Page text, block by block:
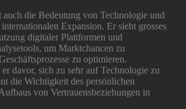
auch die Bedeutung von Technologie und
Expansion. Er sieht grosses
digitaler Plattformen und
um Marktchancen zu
zu optimieren.
davor, sich zu sehr auf Technologie zu
die Wichtigkeit des persönlichen
von Vertrauensbeziehungen in